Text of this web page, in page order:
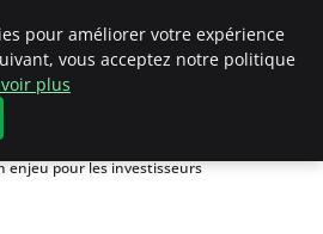
enjeu pour les investisseurs
pour améliorer votre expérience
vous acceptez notre politique
plus